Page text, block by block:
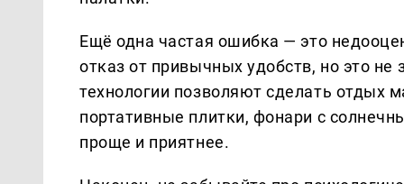
Ещё одна частая ошибка — это
отказ от привычных удобств, но это
технологии позволяют сделать
портативные плитки, фонари с
проще и приятнее.